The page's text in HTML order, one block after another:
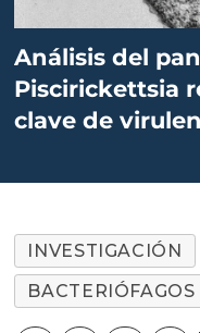
Análisis del
Piscirickettsia
clave de
INVESTIGACIÓN
BACTERIÓFAGOS